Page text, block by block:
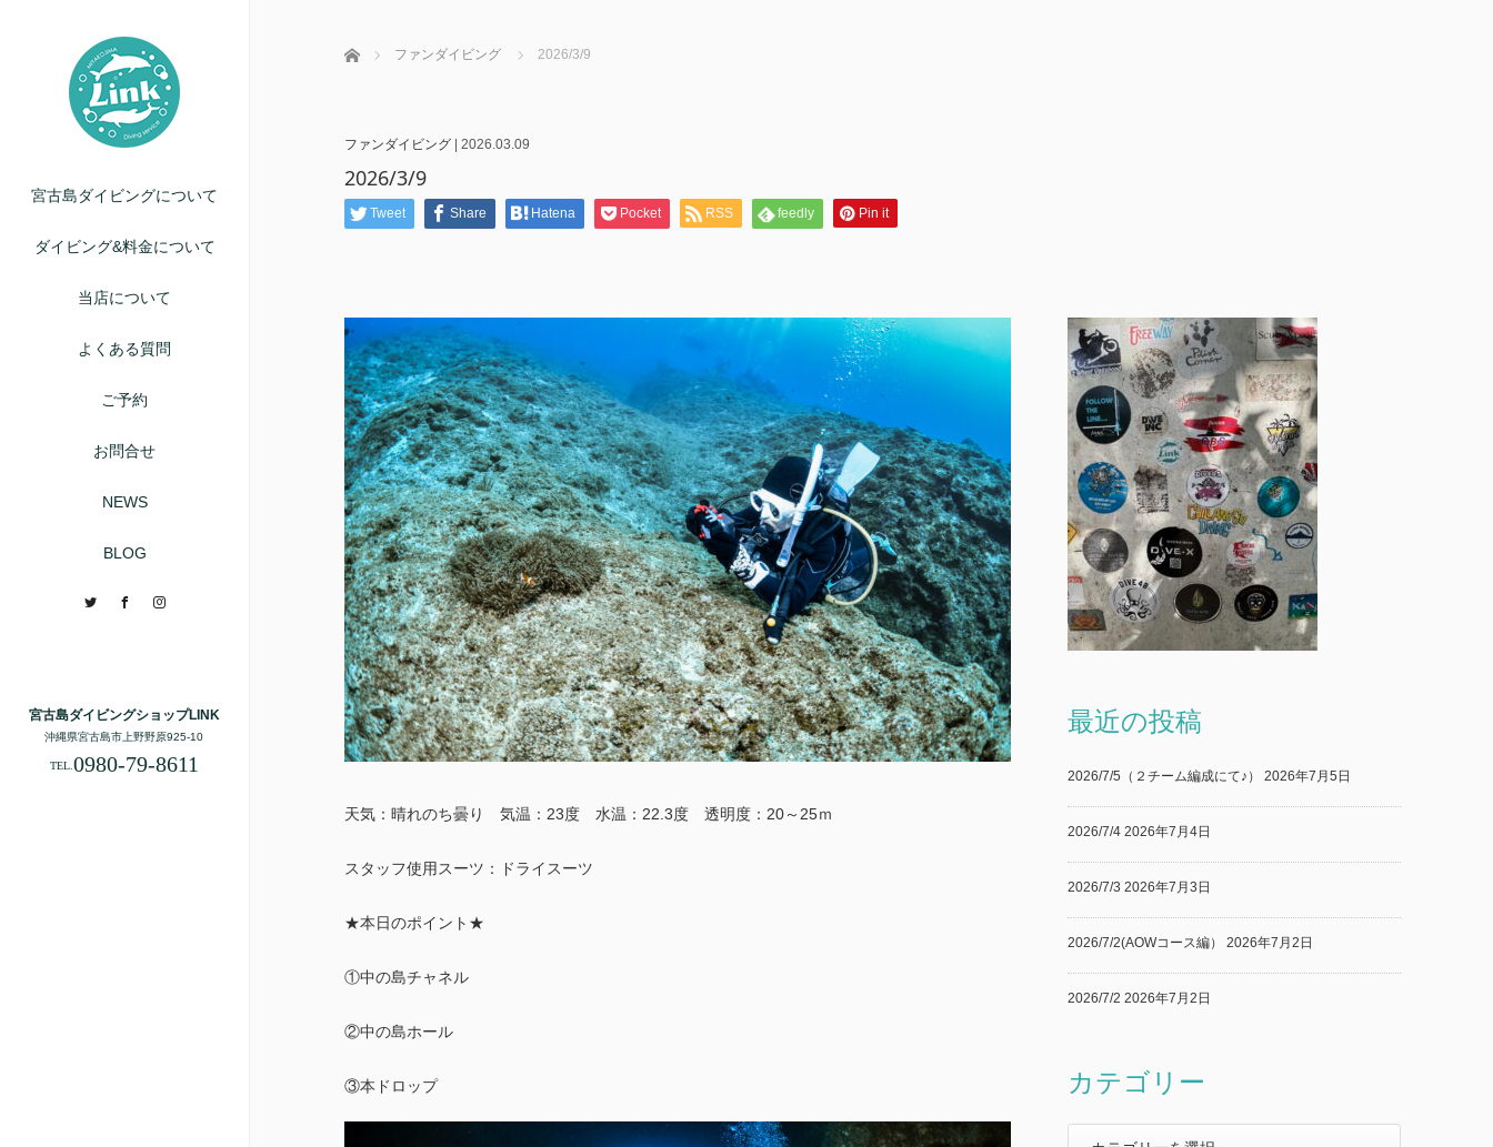
宮古島ダイビングについて
ダイビング&料金について
当店について
よくある質問
ご予約
お問合せ
NEWS
BLOG
TwitterFacebook
宮古島ダイビングショップLINK
沖縄県宮古島市上野野原925-10
TEL.0980-79-8611
ホーム ファンダイビング 2026/3/9
ファンダイビング| 2026.03.09
2026/3/9
Tweet Share Hatena Pocket RSS feedly Pin it
天気：晴れのち曇り 気温：23度 水温：22.3度 透明度：20～25ｍ
スタッフ使用スーツ：ドライスーツ
★本日のポイント★
①中の島チャネル
②中の島ホール
③本ドロップ
最近の投稿
2026/7/5（２チーム編成にて♪） 2026年7月5日
2026/7/4 2026年7月4日
2026/7/3 2026年7月3日
2026/7/2(AOWコース編） 2026年7月2日
2026/7/2 2026年7月2日
カテゴリー